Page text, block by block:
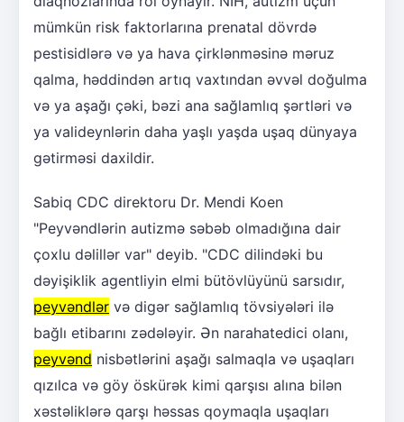
mümkün risk faktorlarına prenatal dövrdə
pestisidlərə və ya hava çirklənməsinə məruz
qalma, həddindən artıq vaxtından əvvəl doğulma
və ya aşağı çəki, bəzi ana sağlamlıq şərtləri və
ya valideynlərin daha yaşlı yaşda uşaq dünyaya
gətirməsi daxildir.
Sabiq CDC direktoru Dr. Mendi Koen
"Peyvəndlərin autizmə səbəb olmadığına dair
çoxlu dəlillər var" deyib. "CDC dilindəki bu
dəyişiklik agentliyin elmi bütövlüyünü sarsıdır,
peyvəndlər və digər sağlamlıq tövsiyələri ilə
bağlı etibarını zədələyir. Ən narahatedici olanı,
peyvənd nisbətlərini aşağı salmaqla və uşaqları
qızılca və göy öskürək kimi qarşısı alına bilən
xəstəliklərə qarşı həssas qoymaqla uşaqları